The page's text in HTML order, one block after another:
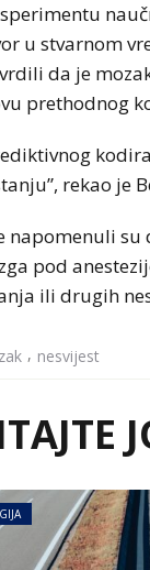
u stvarnom
da je
prethodnog
rekao je
napomenuli su
pod
ili drugih
, nesvijest